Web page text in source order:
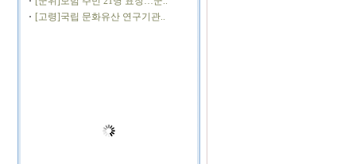
[고령]국립 문화유산 연구기관..